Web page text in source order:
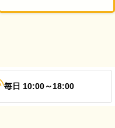
毎日 10:00～18:00